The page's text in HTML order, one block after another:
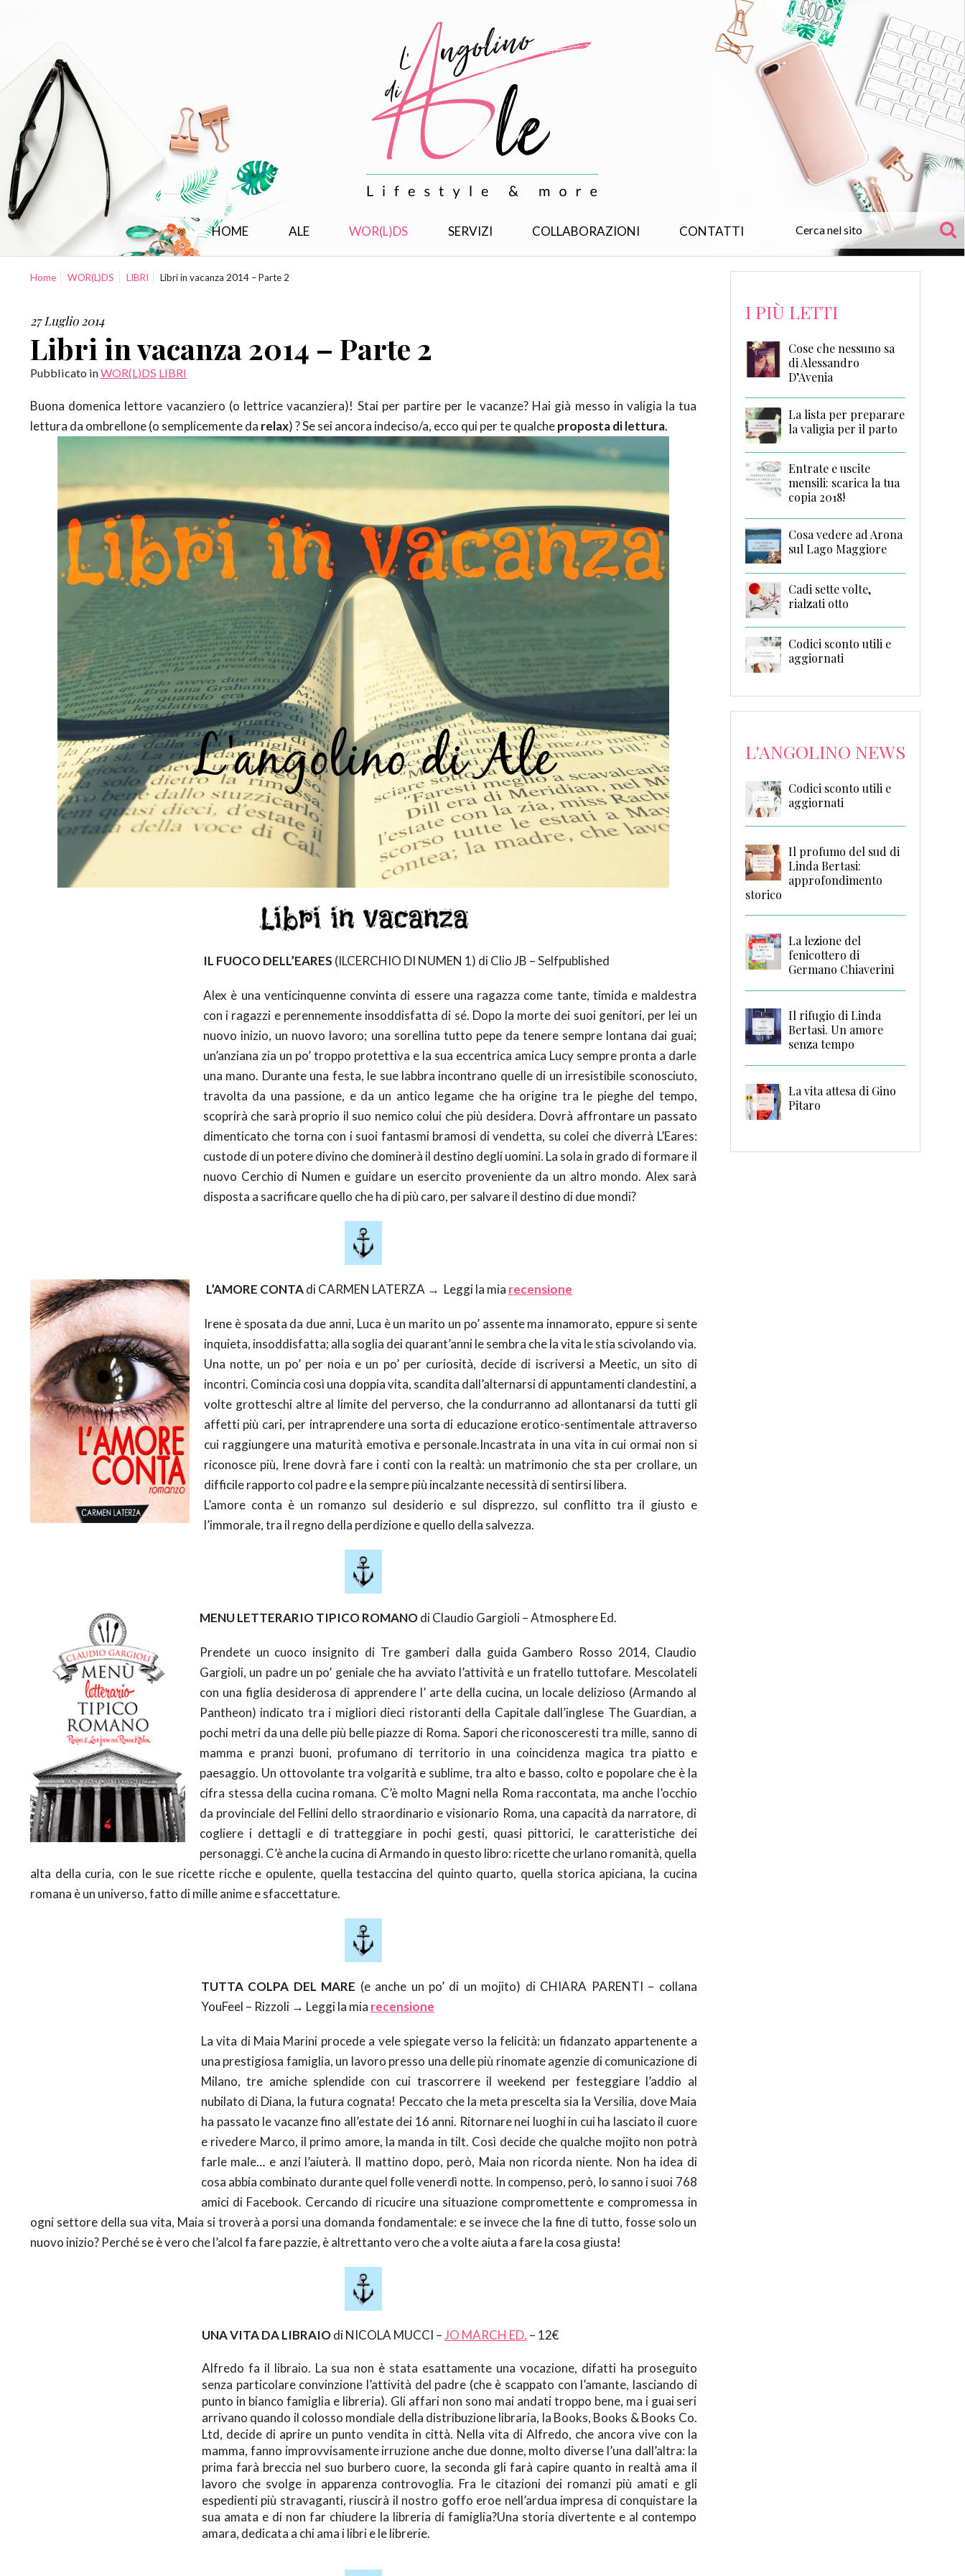
HOME ALE WOR(L)DS SERVIZI COLLABORAZIONI CONTATTI
Home WOR(L)DS LIBRI Libri in vacanza 2014 – Parte 2
27 Luglio 2014
Libri in vacanza 2014 – Parte 2
Pubblicato inWOR(L)DS LIBRI
Buona domenica lettore vacanziero (o lettrice vacanziera)! Stai per partire per le vacanze? Hai già messo in valigia la tua
lettura da ombrellone (o semplicemente da relax) ? Se sei ancora indeciso/a, ecco qui per te qualcheproposta di lettura.
IL FUOCO DELL’EARES (ILCERCHIO DI NUMEN 1) di Clio JB – Selfpublished
Alex è una venticinquenne convinta di essere una ragazza come tante, timida e maldestra
con i ragazzi e perennemente insoddisfatta di sé. Dopo la morte dei suoi genitori, per lei un
nuovo inizio, un nuovo lavoro; una sorellina tutto pepe da tenere sempre lontana dai guai;
un’anziana zia un po’ troppo protettiva e la sua eccentrica amica Lucy sempre pronta a darle
una mano. Durante una festa, le sue labbra incontrano quelle di un irresistibile sconosciuto,
travolta da una passione, e da un antico legame che ha origine tra le pieghe del tempo,
scoprirà che sarà proprio il suo nemico colui che più desidera. Dovrà affrontare un passato
dimenticato che torna con i suoi fantasmi bramosi di vendetta, su colei che diverrà L’Eares:
custode di un potere divino che dominerà il destino degli uomini. La sola in grado di formare il
nuovo Cerchio di Numen e guidare un esercito proveniente da un altro mondo. Alex sarà
disposta a sacrificare quello che ha di più caro, per salvare il destino di due mondi?
L’AMORE CONTAdi CARMEN LATERZA → Leggi la mia recensione
Irene è sposata da due anni, Luca è un marito un po’ assente ma innamorato, eppure si sente
inquieta, insoddisfatta; alla soglia dei quarant’anni le sembra che la vita le stia scivolando via.
Una notte, un po’ per noia e un po’ per curiosità, decide di iscriversi a Meetic, un sito di
incontri. Comincia così una doppia vita, scandita dall’alternarsi di appuntamenti clandestini, a
volte grotteschi altre al limite del perverso, che la condurranno ad allontanarsi da tutti gli
affetti più cari, per intraprendere una sorta di educazione erotico-sentimentale attraverso
cui raggiungere una maturità emotiva e personale.Incastrata in una vita in cui ormai non si
riconosce più, Irene dovrà fare i conti con la realtà: un matrimonio che sta per crollare, un
difficile rapporto col padre e la sempre più incalzante necessità di sentirsi libera.
L’amore conta è un romanzo sul desiderio e sul disprezzo, sul conflitto tra il giusto e
l’immorale, tra il regno della perdizione e quello della salvezza.
MENU LETTERARIO TIPICO ROMANOdi Claudio Gargioli – Atmosphere Ed.
Prendete un cuoco insignito di Tre gamberi dalla guida Gambero Rosso 2014, Claudio
Gargioli, un padre un po’ geniale che ha avviato l’attività e un fratello tuttofare. Mescolateli
con una figlia desiderosa di apprendere l’ arte della cucina, un locale delizioso (Armando al
Pantheon) indicato tra i migliori dieci ristoranti della Capitale dall’inglese The Guardian, a
pochi metri da una delle più belle piazze di Roma. Sapori che riconosceresti tra mille, sanno di
mamma e pranzi buoni, profumano di territorio in una coincidenza magica tra piatto e
paesaggio. Un ottovolante tra volgarità e sublime, tra alto e basso, colto e popolare che è la
cifra stessa della cucina romana. C’è molto Magni nella Roma raccontata, ma anche l’occhio
da provinciale del Fellini dello straordinario e visionario Roma, una capacità da narratore, di
cogliere i dettagli e di tratteggiare in pochi gesti, quasi pittorici, le caratteristiche dei
personaggi. C’è anche la cucina di Armando in questo libro: ricette che urlano romanità, quella
alta della curia, con le sue ricette ricche e opulente, quella testaccina del quinto quarto, quella storica apiciana, la cucina
romana è un universo, fatto di mille anime e sfaccettature.
TUTTA COLPA DEL MARE (e anche un po’ di un mojito) di CHIARA PARENTI – collana
YouFeel – Rizzoli → Leggi la mia recensione
La vita di Maia Marini procede a vele spiegate verso la felicità: un fidanzato appartenente a
una prestigiosa famiglia, un lavoro presso una delle più rinomate agenzie di comunicazione di
Milano, tre amiche splendide con cui trascorrere il weekend per festeggiare l’addio al
nubilato di Diana, la futura cognata! Peccato che la meta prescelta sia la Versilia, dove Maia
ha passato le vacanze fino all’estate dei 16 anni. Ritornare nei luoghi in cui ha lasciato il cuore
e rivedere Marco, il primo amore, la manda in tilt. Così decide che qualche mojito non potrà
farle male… e anzi l’aiuterà. Il mattino dopo, però, Maia non ricorda niente. Non ha idea di
cosa abbia combinato durante quel folle venerdì notte. In compenso, però, lo sanno i suoi 768
amici di Facebook. Cercando di ricucire una situazione compromettente e compromessa in
ogni settore della sua vita, Maia si troverà a porsi una domanda fondamentale: e se invece che la fine di tutto, fosse solo un
nuovo inizio? Perché se è vero che l’alcol fa fare pazzie, è altrettanto vero che a volte aiuta a fare la cosa giusta!
UNA VITA DA LIBRAIOdi NICOLA MUCCI –JO MARCH ED. – 12€
Alfredo fa il libraio. La sua non è stata esattamente una vocazione, difatti ha proseguito
senza particolare convinzione l’attività del padre (che è scappato con l’amante, lasciando di
punto in bianco famiglia e libreria). Gli affari non sono mai andati troppo bene, ma i guai seri
arrivano quando il colosso mondiale della distribuzione libraria, la Books, Books & Books Co.
Ltd, decide di aprire un punto vendita in città. Nella vita di Alfredo, che ancora vive con la
mamma, fanno improvvisamente irruzione anche due donne, molto diverse l’una dall’altra: la
prima farà breccia nel suo burbero cuore, la seconda gli farà capire quanto in realtà ama il
lavoro che svolge in apparenza controvoglia. Fra le citazioni dei romanzi più amati e gli
espedienti più stravaganti, riuscirà il nostro goffo eroe nell’ardua impresa di conquistare la
sua amata e di non far chiudere la libreria di famiglia?Una storia divertente e al contempo
amara, dedicata a chi ama i libri e le librerie.
I PIÙ LETTI
Cose che nessuno sa
di Alessandro
D’Avenia
La lista per preparare
la valigia per il parto
Entrate e uscite
mensili: scarica la tua
copia 2018!
Cosa vedere ad Arona
sul Lago Maggiore
Cadi sette volte,
rialzati otto
Codici sconto utili e
aggiornati
L'ANGOLINO NEWS
Codici sconto utili e
aggiornati
Il profumo del sud di
Linda Bertasi:
approfondimento
storico
La lezione del
fenicottero di
Germano Chiaverini
Il rifugio di Linda
Bertasi. Un amore
senza tempo
La vita attesa di Gino
Pitaro